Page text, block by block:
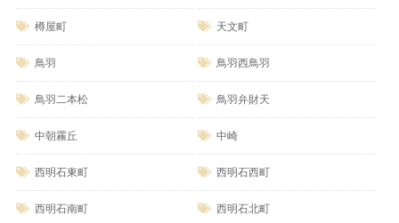
樽屋町 天文町
鳥羽 鳥羽西鳥羽
鳥羽二本松 鳥羽弁財天
中朝霧丘 中崎
西明石東町 西明石西町
西明石南町 西明石北町